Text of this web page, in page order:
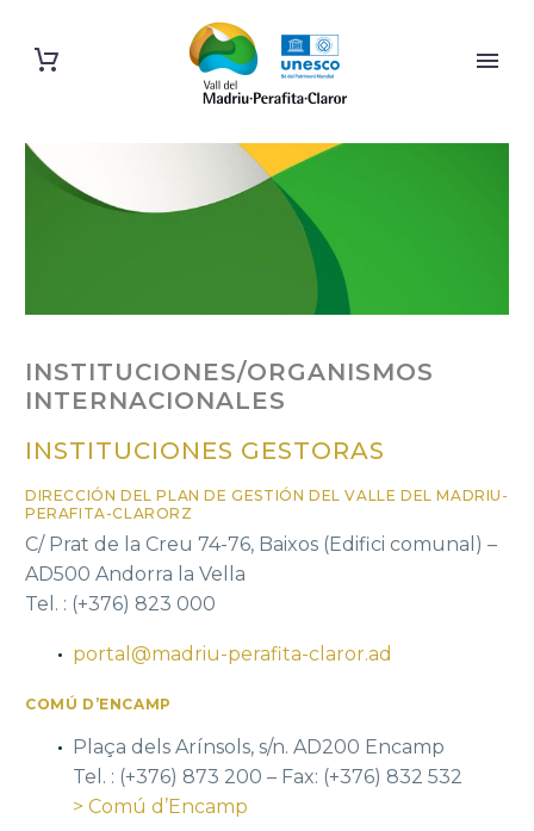
INSTITUCIONES/ORGANISMOS
INTERNACIONALES
INSTITUCIONES GESTORAS
DIRECCIÓN DEL PLAN DE GESTIÓN DEL VALLE DEL MADRIU-
PERAFITA-CLARORZ
C/ Prat de la Creu 74-76, Baixos (Edifici comunal) –
AD500 Andorra la Vella
Tel. : (+376) 823 000
portal@madriu-perafita-claror.ad
COMÚ D’ENCAMP
Plaça dels Arínsols, s/n. AD200 Encamp
Tel. : (+376) 873 200 – Fax: (+376) 832 532
> Comú d’Encamp